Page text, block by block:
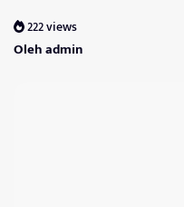
222 views
Oleh admin